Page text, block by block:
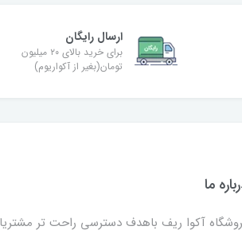
ارسال رایگان
برای خرید بالای ۲۰ میلیون
تومان(بغیر از آکواریوم)
ما
آکوا ریف باهدف دسترسی راحت تر